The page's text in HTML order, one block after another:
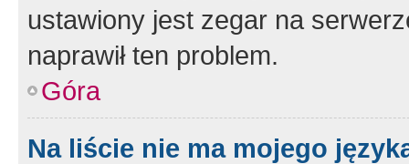
ustawiony jest zegar na
naprawił ten problem.
Góra
Na liście nie ma mojego